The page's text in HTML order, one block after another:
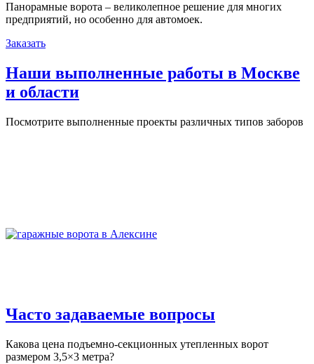
Панорамные ворота – великолепное решение для многих
предприятий, но особенно для автомоек.
Заказать
Наши выполненные работы в Москве
и области
Посмотрите выполненные проекты различных типов заборов
Часто задаваемые вопросы
Какова цена подъемно-секционных утепленных ворот
размером 3,5×3 метра?